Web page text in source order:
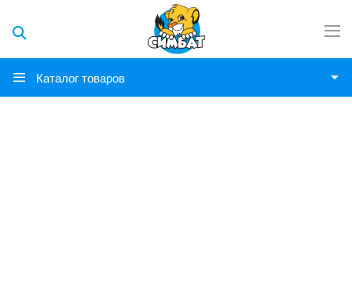
Каталог товаров